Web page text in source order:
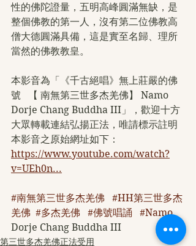
性的佛陀證量，五明高峰圓滿無缺，是
整個佛教的第一人，沒有第二位佛教高
僧大德圓滿具備，這是實至名歸、理所
當然的佛教教皇。
本影音為「《千古絕唱》無上莊嚴的佛
號   【 南無第三世多杰羌佛】 Namo
Dorje Chang Buddha III」，歡迎十方
大眾轉載連結弘揚正法，唯請標示註明
本影音之原始網址如下：
https://www.youtube.com/watch?
v=UEh0n...
#南無第三世多杰羌佛
#HH第三世多杰
羌佛 #多杰羌佛 #佛號唱誦
#Namo
Dorje Chang Buddha III
第三世多杰羌佛正法受用